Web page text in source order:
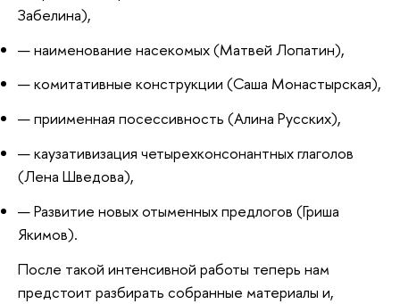
Забелина),
наименование насекомых (Матвей Лопатин),
комитативные конструкции (Саша Монастырская),
приименная посессивность (Алина Русских),
каузативизация четырехконсонантных глаголов
(Лена Шведова),
Развитие новых отыменных предлогов (Гриша
Якимов).
После такой интенсивной работы теперь нам
предстоит разбирать собранные материалы и,